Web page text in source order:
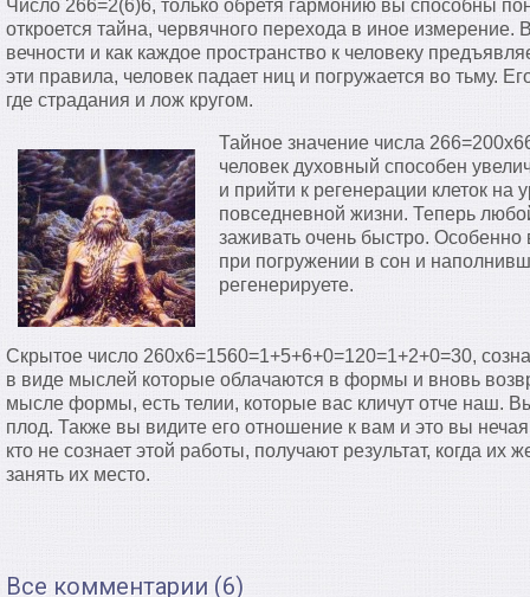
Число 266=2(6)6, только обретя гармонию вы способны
откроется тайна, червячного перехода в иное
вечности и как каждое пространство к человеку
эти правила, человек падает ниц и погружается во тьму.
где страдания и лож кругом.
Тайное значение числа
человек духовный способен
и прийти к регенерации клеток
повседневной жизни. Теперь
заживать очень быстро. Особенно
при погружении в сон и
регенерируете.
Скрытое число 260х6=1560=1+5+6+0=120=1+2+0=30,
в виде мыслей которые облачаются в формы и вновь
мысле формы, есть телии, которые вас кличут отче наш.
плод. Также вы видите его отношение к вам и это вы
кто не сознает этой работы, получают результат, когда
занять их место.
Все комментарии (6)